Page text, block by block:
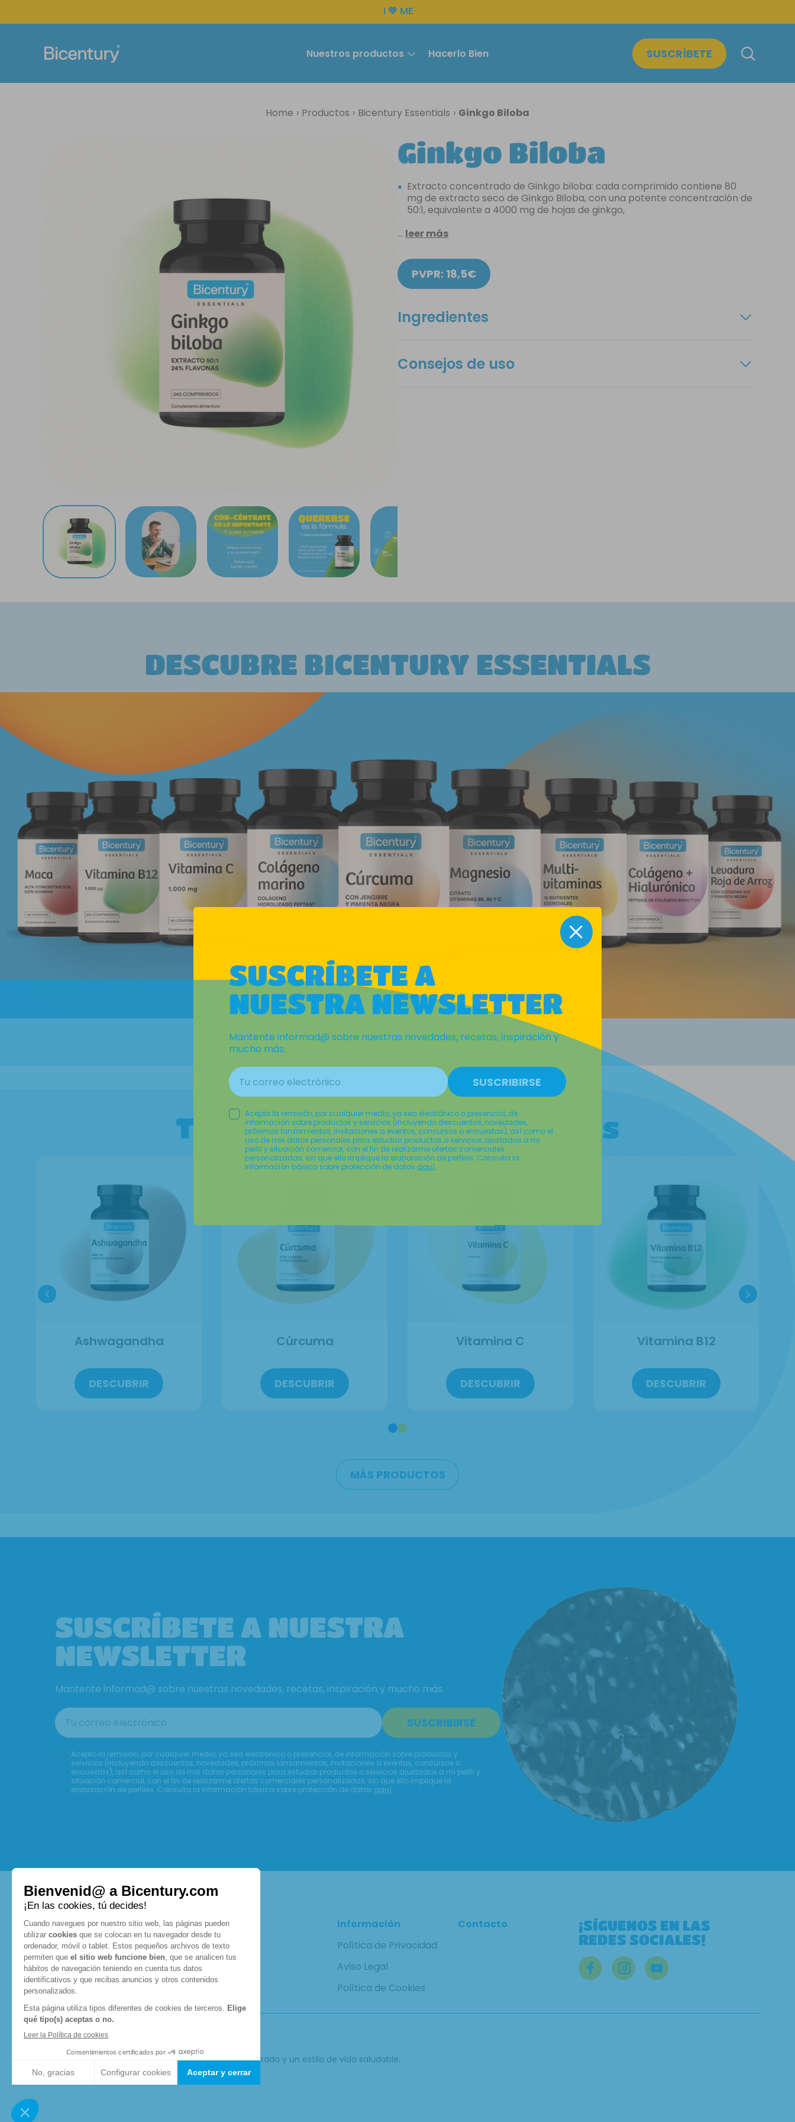
I 💙 ME
Nuestros productos
NUTRICIÓN COMPLEMENTOS
Hacerlo Bien SUSCRÍBETE
Home Productos Bicentury Essentials Ginkgo Biloba
Ginkgo Biloba
Extracto concentrado de Ginkgo biloba: cada comprimido contiene 80
mg de extracto seco de Ginkgo Biloba, con una potente concentración de
50:1, equivalente a 4000 mg de hojas de ginkgo,
... leer más
PVPR: 18,5€
Ingredientes
Consejos de uso
DESCUBRE BICENTURY ESSENTIALS
Te gustarán estos productos
Ashwagandha
DESCUBRIR
Cúrcuma
DESCUBRIR
Vitamina C
DESCUBRIR
Vitamina B12
DESCUBRIR
MÁS PRODUCTOS
SUSCRÍBETE A NUESTRA
NEWSLETTER
Mantente informad@ sobre nuestras novedades, recetas, inspiración y mucho más.
SUSCRIBIRSE
Acepto la remisión, por cualquier medio, ya sea electrónico o presencial, de información sobre productos y
servicios (incluyendo descuentos, novedades, próximos lanzamientos, invitaciones a eventos, concursos o
encuestas), así como el uso de mis datos personales para estudiar productos o servicios ajustados a mi perfil y
situación comercial, con el fin de realizarme ofertas comerciales personalizadas, sin que ello implique la
elaboración de perfiles. Consulta la información básica sobre protección de datos aquí.
SUSCRÍBETE A
NUESTRA NEWSLETTER
Mantente informad@ sobre nuestras novedades, recetas, inspiración y
mucho más.
SUSCRIBIRSE
Acepto la remisión, por cualquier medio, ya sea electrónico o presencial, de
información sobre productos y servicios (incluyendo descuentos, novedades,
próximos lanzamientos, invitaciones a eventos, concursos o encuestas), así como el
uso de mis datos personales para estudiar productos o servicios ajustados a mi
perfil y situación comercial, con el fin de realizarme ofertas comerciales
personalizadas, sin que ello implique la elaboración de perfiles. Consulta la
información básica sobre protección de datos aquí.
Home
Información
Política de Privacidad
Aviso Legal
Política de Cookies
Contacto
¡SÍGUENOS EN LAS
REDES SOCIALES!
Consulta nuestra
Bicentury recomienda seguir una dieta variada, equilibrada y un estilo de vida saludable.
© 2026 Bicentury